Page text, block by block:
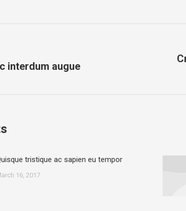
interdum augue
Next
tristique ac sapien eu tempor
16, 2017